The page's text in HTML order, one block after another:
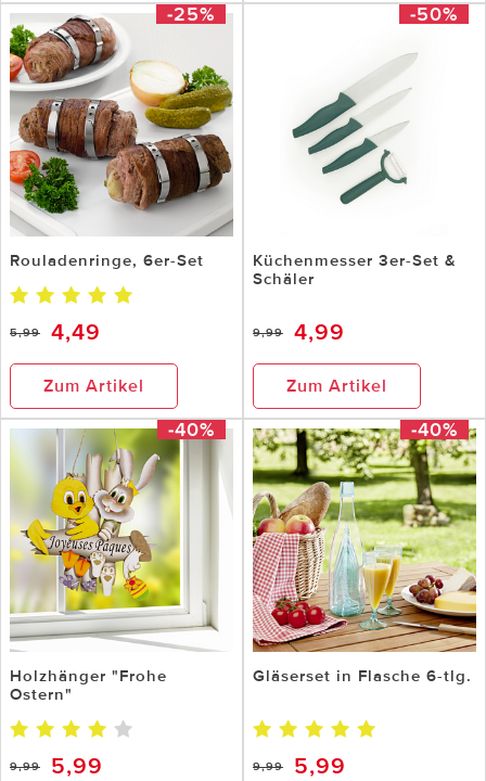
-25%
Rouladenringe, 6er-Set
5,99 4,49
Zum Artikel
-50%
Küchenmesser 3er-Set &
Schäler
9,99 4,99
Zum Artikel
-40%
Holzhänger "Frohe
Ostern"
9,99 5,99
-40%
Gläserset in Flasche 6-tlg.
9,99 5,99